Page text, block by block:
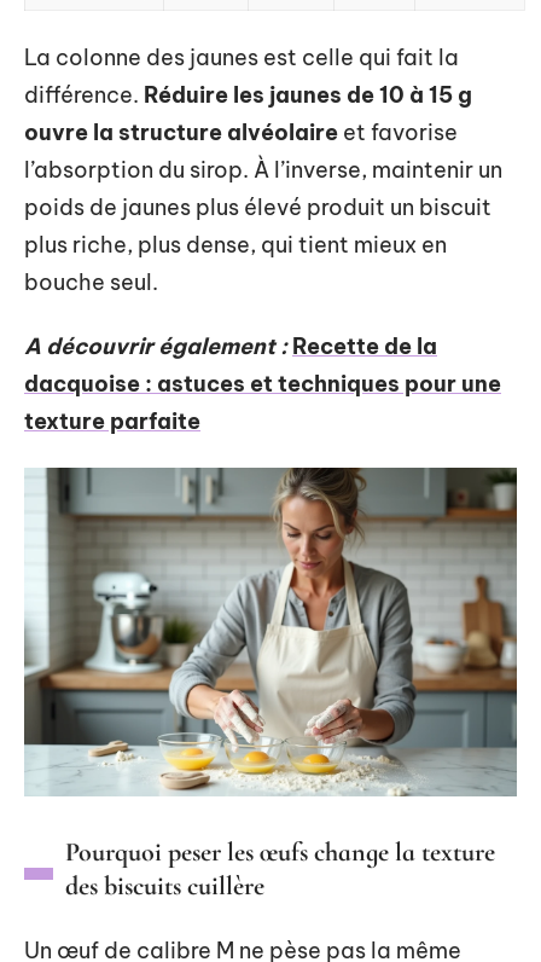
La colonne des jaunes est celle qui fait la
différence. Réduire les jaunes de 10 à 15 g
ouvre la structure alvéolaire et favorise
l’absorption du sirop. À l’inverse, maintenir un
poids de jaunes plus élevé produit un biscuit
plus riche, plus dense, qui tient mieux en
bouche seul.
A découvrir également : Recette de la
dacquoise : astuces et techniques pour une
texture parfaite
Pourquoi peser les œufs change la texture
des biscuits cuillère
Un œuf de calibre M ne pèse pas la même